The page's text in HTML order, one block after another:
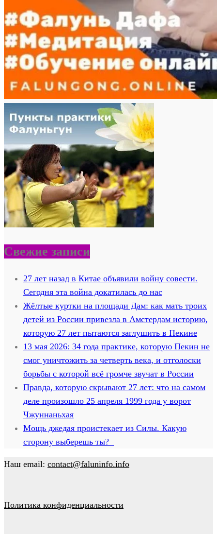
Свежие записи
27 лет назад в Китае объявили войну совести.
Сегодня эта война докатилась до нас
Жёлтые куртки на площади Дам: как мать троих
детей из России привезла в Амстердам историю,
которую 27 лет пытаются заглушить в Пекине
13 мая 2026: 34 года практике, которую Пекин не
смог уничтожить за четверть века, и отголоски
борьбы с которой всё громче звучат в России
Правда, которую скрывают 27 лет: что на самом
деле произошло 25 апреля 1999 года у ворот
Чжуннаньхая
Мощь джедая проистекает из Силы. Какую
сторону выберешь ты?
Наш email: contact@faluninfo.info
Политика конфиденциальности